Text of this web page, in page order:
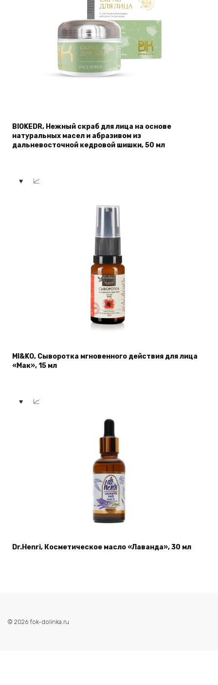
BIOKEDR, Нежный скраб для лица на основе
натуральных масел и абразивом из
дальневосточной кедровой шишки, 50 мл
MI&KO, Сыворотка мгновенного действия для лица
«Мак», 15 мл
Dr.Henri, Косметическое масло «Лаванда», 30 мл
© 2026 fok-dolinka.ru